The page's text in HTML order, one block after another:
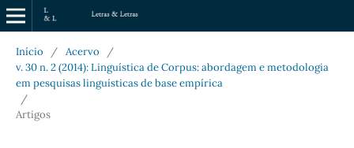
Início / Acervo
/
v. 30 n. 2 (2014): Linguística de Corpus: abordagem e metodologia
em pesquisas linguísticas de base empírica
/
Artigos